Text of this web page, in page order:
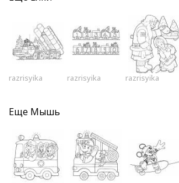
razrisyika razrisyika razrisyika
Еще Мышь